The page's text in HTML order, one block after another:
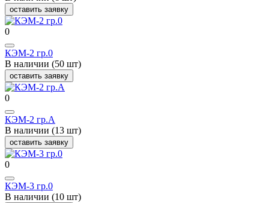
оставить заявку
0
КЭМ-2 гр.0
В наличии (50 шт)
оставить заявку
0
КЭМ-2 гр.А
В наличии (13 шт)
оставить заявку
0
КЭМ-3 гр.0
В наличии (10 шт)